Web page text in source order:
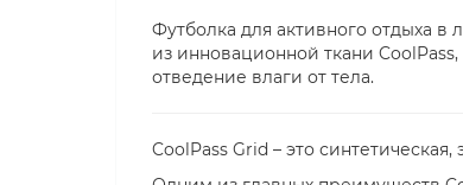
Футболка для активного отдыха
из инновационной ткани
отведение влаги от тела.
CoolPass Grid – это